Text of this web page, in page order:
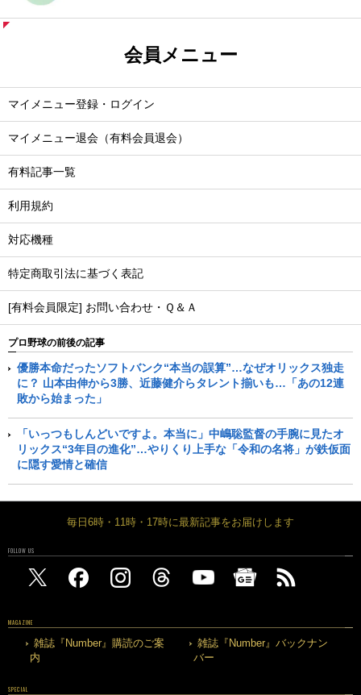
会員メニュー
マイメニュー登録・ログイン
マイメニュー退会（有料会員退会）
有料記事一覧
利用規約
対応機種
特定商取引法に基づく表記
[有料会員限定] お問い合わせ・Ｑ＆Ａ
プロ野球の前後の記事
優勝本命だったソフトバンク“本当の誤算”…なぜオリックス独走
に？ 山本由伸から3勝、近藤健介らタレント揃いも…「あの12連
敗から始まった」
「いっつもしんどいですよ。本当に」中嶋聡監督の手腕に見たオ
リックス“3年目の進化”…やりくり上手な「令和の名将」が鉄仮面
に隠す愛情と確信
毎日6時・11時・17時に最新記事をお届けします
FOLLOW US
MAGAZINE
雑誌『Number』購読のご案
内
雑誌『Number』バックナン
バー
SPECIAL